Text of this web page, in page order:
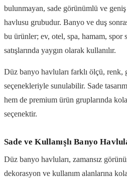
bulunmayan, sade görünümlü ve
havlusu grubudur. Banyo ve duş
bu ürünler; ev, otel, spa, hamam, spor
satışlarında yaygın olarak kullanılır.
Düz banyo havluları farklı ölçü, renk,
seçenekleriyle sunulabilir. Sade
hem de premium ürün gruplarında
seçenektir.
Sade ve Kullanışlı Banyo
Düz banyo havluları, zamansız
dekorasyon ve kullanım alanlarına